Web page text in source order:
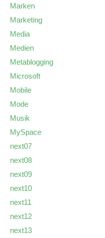
Marken
Marketing
Media
Medien
Metablogging
Microsoft
Mobile
Mode
Musik
MySpace
next07
next08
next09
next10
next11
next12
next13